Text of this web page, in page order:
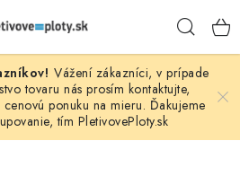
Vážení zákazníci, v prípade
tovaru nás prosím kontaktujte,
ponuku na mieru. Ďakujeme
tím PletivovePloty.sk